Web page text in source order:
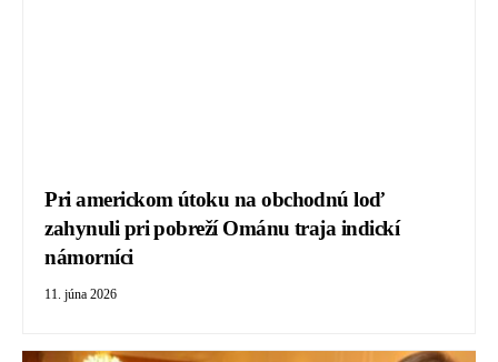
Pri americkom útoku na obchodnú loď
zahynuli pri pobreží Ománu traja indickí
námorníci
11. júna 2026